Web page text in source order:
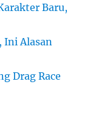
Baru,
Alasan
Drag Race